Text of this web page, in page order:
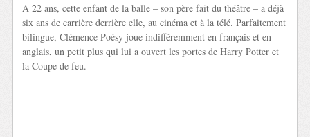
A 22 ans, cette enfant de la balle – son père fait du théâtre – a déjà
six ans de carrière derrière elle, au cinéma et à la télé. Parfaitement
bilingue, Clémence Poésy joue indifféremment en français et en
anglais, un petit plus qui lui a ouvert les portes de Harry Potter et
la Coupe de feu.